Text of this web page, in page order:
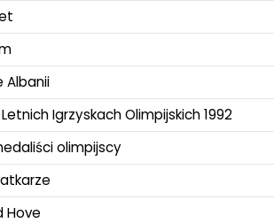
Albanii
Igrzyskach Olimpijskich 1992
olimpijscy
Hove